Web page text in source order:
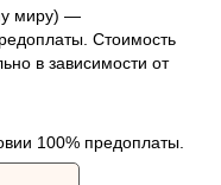
миру) —
Стоимость
в зависимости от
100% предоплаты.